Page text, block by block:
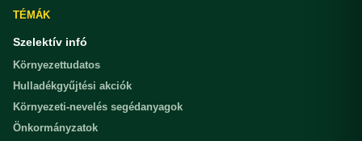
TÉMÁK
Szelektív infó
Környezettudatos
Hulladékgyűjtési akciók
Környezeti-nevelés segédanyagok
Önkormányzatok